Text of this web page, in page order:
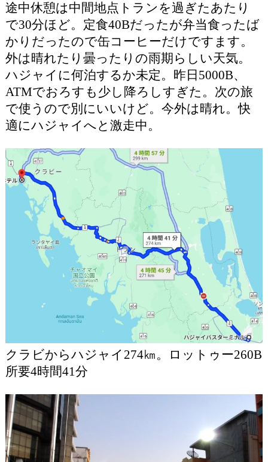
途中休憩は中間地点トランを過ぎたあたり
で30分ほど。定食40Bだったが弁当食ったば
かりだったので缶コーヒーだけですます。
外は晴れたり曇ったりの雨期らしい天気。
ハジャイに何泊するか未定。昨日5000B、
ATMでおろすも少し降ろしすぎた。次の旅
で使うので別にいいけど。今外は晴れ。快
適にハジャイへと激走中。
クラビからハジャイ274㎞。ロットゥー260B
所要4時間41分